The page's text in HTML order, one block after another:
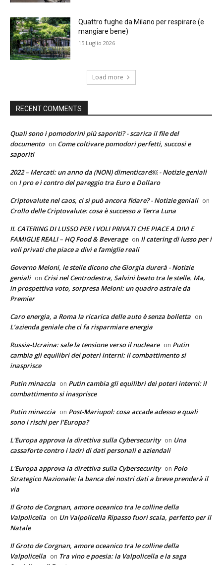
Quattro fughe da Milano per respirare (e
mangiare bene)
15 Luglio 2026
Load more
RECENT COMMENTS
Quali sono i pomodorini più saporiti? - scarica il file del
documento on Come coltivare pomodori perfetti, succosi e
saporiti
2022 – Mercati: un anno da (NON) dimenticare￼ - Notizie geniali
on I pro e i contro del pareggio tra Euro e Dollaro
Criptovalute nel caos, ci si può ancora fidare? - Notizie geniali on
Crollo delle Criptovalute: cosa è successo a Terra Luna
IL CATERING DI LUSSO PER I VOLI PRIVATI CHE PIACE A DIVI E
FAMIGLIE REALI – HQ Food & Beverage on Il catering di lusso per i
voli privati che piace a divi e famiglie reali
Governo Meloni, le stelle dicono che Giorgia durerà - Notizie
geniali on Crisi nel Centrodestra, Salvini beato tra le stelle. Ma,
in prospettiva voto, sorpresa Meloni: un quadro astrale da
Premier
Caro energia, a Roma la ricarica delle auto è senza bolletta on
L’azienda geniale che ci fa risparmiare energia
Russia-Ucraina: sale la tensione verso il nucleare on Putin
cambia gli equilibri dei poteri interni: il combattimento si
inasprisce
Putin minaccia on Putin cambia gli equilibri dei poteri interni: il
combattimento si inasprisce
Putin minaccia on Post-Mariupol: cosa accade adesso e quali
sono i rischi per l’Europa?
L'Europa approva la direttiva sulla Cybersecurity on Una
cassaforte contro i ladri di dati personali e aziendali
L'Europa approva la direttiva sulla Cybersecurity on Polo
Strategico Nazionale: la banca dei nostri dati a breve prenderà il
via
Il Groto de Corgnan, amore oceanico tra le colline della
Valpolicella on Un Valpolicella Ripasso fuori scala, perfetto per il
Natale
Il Groto de Corgnan, amore oceanico tra le colline della
Valpolicella on Tra vino e poesia: la Valpolicella e la saga